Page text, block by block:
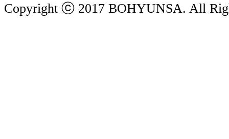
Copyright ⓒ 2017 BOHYUNSA. All